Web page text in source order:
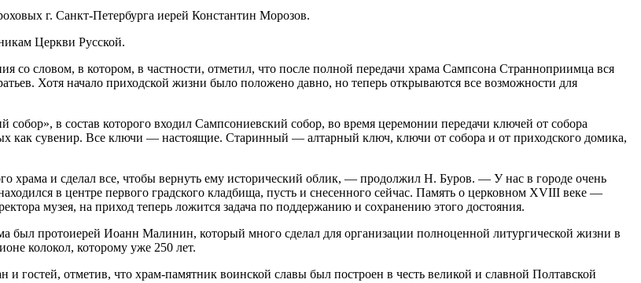
г. Санкт-Петербурга иерей Константин Морозов.
Церкви Русской.
со словом, в котором, в частности, отметил, что после полной передачи храма Сампсона Странноприимца вся
Хотя начало приходской жизни было положено давно, но теперь открываются все возможности для
в состав которого входил Сампсониевский собор, во время церемонии передачи ключей от собора
как сувенир. Все ключи — настоящие. Старинный — алтарный ключ, ключи от собора и от приходского домика,
храма и сделал все, чтобы вернуть ему исторический облик, — продолжил Н. Буров. — У нас в городе очень
в центре первого градского кладбища, пусть и снесенного сейчас. Память о церковном XVIII веке —
музея, на приход теперь ложится задача по поддержанию и сохранению этого достояния.
был протоиерей Иоанн Малинин, который много сделал для организации полноценной литургической жизни в
колокол, которому уже 250 лет.
гостей, отметив, что храм-памятник воинской славы был построен в честь великой и славной Полтавской